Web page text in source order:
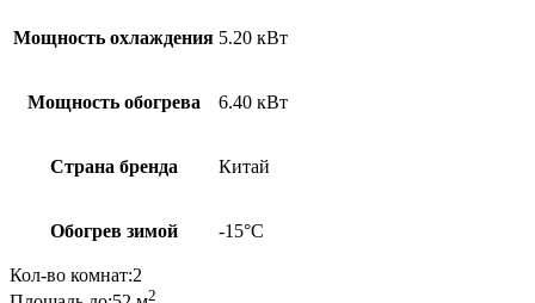
Мощность охлаждения 5.20 кВт
Мощность обогрева 6.40 кВт
Страна бренда Китай
Обогрев зимой -15°С
Кол-во комнат:2
2